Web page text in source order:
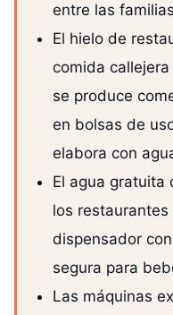
entre las
El hielo de
comida
se produce
en bolsas de
elabora con
El agua gratuita
los
dispensador
segura para
Las máquinas